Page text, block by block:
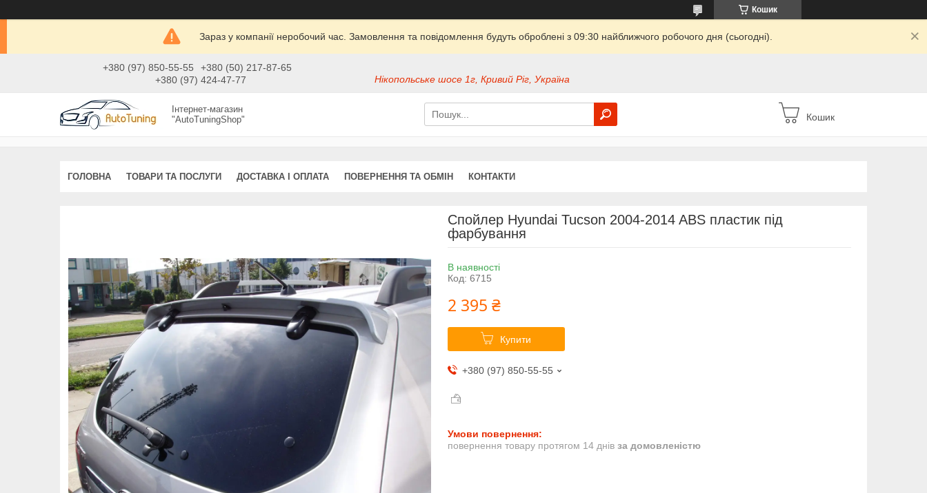
Кошик
Зараз у компанії неробочий час. Замовлення та повідомлення будуть оброблені з 09:30 найближчого робочого дня (сьогодні).
+380 (97) 850-55-55
+380 (50) 217-87-65
+380 (97) 424-47-77
Нікопольське шосе 1г, Кривий Ріг, Україна
Інтернет-магазин
"AutoTuningShop"
Кошик
ГОЛОВНА ТОВАРИ ТА ПОСЛУГИ ДОСТАВКА І ОПЛАТА ПОВЕРНЕННЯ ТА ОБМІН КОНТАКТИ
Спойлер Hyundai Tucson 2004-2014 ABS пластик під
фарбування
В наявності
Код: 6715
2 395 ₴
Купити
+380 (97) 850-55-55
повернення товару протягом 14 днів за домовленістю